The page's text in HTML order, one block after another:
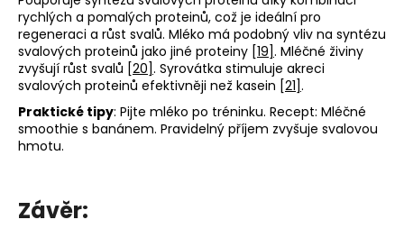
rychlých a pomalých proteinů, což je ideální pro
regeneraci a růst svalů. Mléko má podobný vliv na syntézu
svalových proteinů jako jiné proteiny [19]. Mléčné živiny
zvyšují růst svalů [20]. Syrovátka stimuluje akreci
svalových proteinů efektivněji než kasein [21].
Praktické tipy: Pijte mléko po tréninku. Recept: Mléčné
smoothie s banánem. Pravidelný příjem zvyšuje svalovou
hmotu.
Závěr: